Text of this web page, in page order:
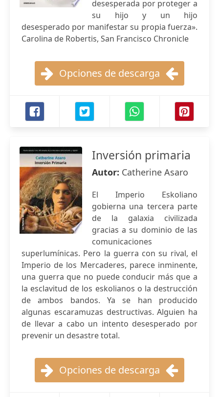
desesperada por proteger a
su hijo y un hijo
desesperado por manifestar su propia fuerza».
Carolina de Robertis, San Francisco Chronicle
Opciones de descarga
Inversión primaria
Autor: Catherine Asaro
El Imperio Eskoliano
gobierna una tercera parte
de la galaxia civilizada
gracias a su dominio de las
comunicaciones
superlumínicas. Pero la guerra con su rival, el
Imperio de los Mercaderes, parece inminente,
una guerra que no puede conducir más que a
la esclavitud de los eskolianos o la destrucción
de ambos bandos. Ya se han producido
algunas escaramuzas destructivas. Alguien ha
de llevar a cabo un intento desesperado por
prevenir un desastre total.
Opciones de descarga